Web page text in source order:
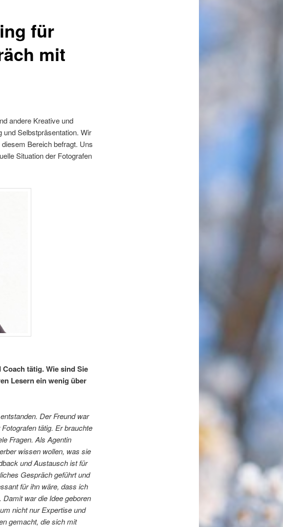
für
mit
andere Kreative und
und Selbstpräsentation. Wir
Bereich befragt. Uns
Situation der Fotografen
tätig. Wie sind Sie
Lesern ein wenig über
Der Freund war
tätig. Er brauchte
Fragen. Als Agentin
wissen wollen, was sie
und Austausch ist für
Gespräch geführt und
für ihn wäre, dass ich
war die Idee geboren
nicht nur Expertise und
gemacht, die sich mit